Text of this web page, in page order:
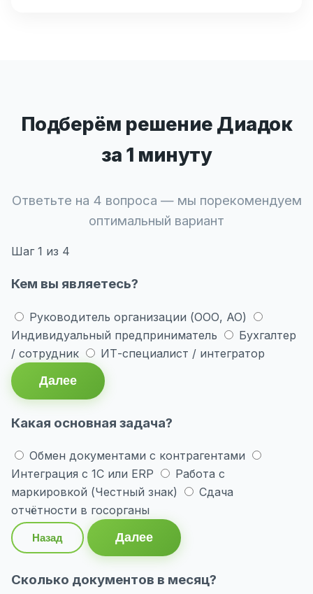
Подберём решение Диадок
за 1 минуту
Ответьте на 4 вопроса — мы порекомендуем
оптимальный вариант
Шаг 1 из 4
Кем вы являетесь?
Руководитель организации (ООО, АО)
Индивидуальный предприниматель
Бухгалтер
/ сотрудник
ИТ-специалист / интегратор
Далее
Какая основная задача?
Обмен документами с контрагентами
Интеграция с 1С или ERP
Работа с
маркировкой (Честный знак)
Сдача
отчётности в госорганы
Назад Далее
Сколько документов в месяц?